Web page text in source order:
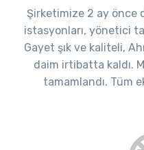
Şirketimize 2 ay önce
istasyonları, yönetici
Gayet şık ve kaliteli,
daim irtibatta kaldı.
tamamlandı. Tüm